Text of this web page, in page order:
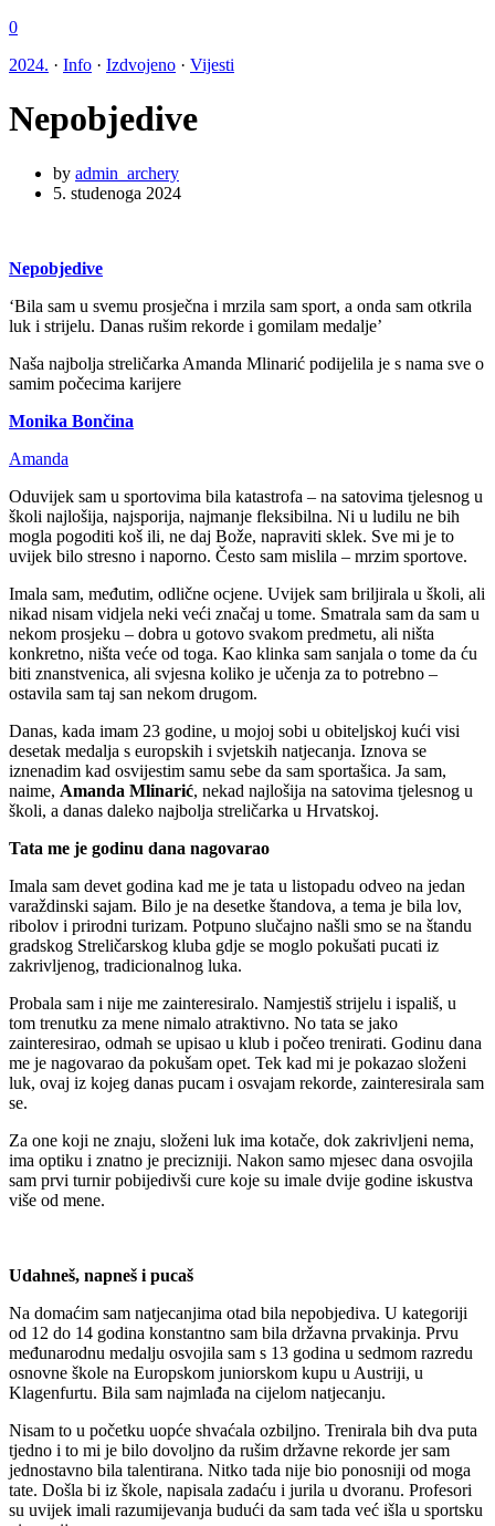
0
2024. · Info · Izdvojeno · Vijesti
Nepobjedive
by admin_archery
5. studenoga 2024
Nepobjedive
‘Bila sam u svemu prosječna i mrzila sam sport, a onda sam otkrila
luk i strijelu. Danas rušim rekorde i gomilam medalje’
Naša najbolja streličarka Amanda Mlinarić podijelila je s nama sve o
samim počecima karijere
Monika Bončina
Amanda
Oduvijek sam u sportovima bila katastrofa – na satovima tjelesnog u
školi najlošija, najsporija, najmanje fleksibilna. Ni u ludilu ne bih
mogla pogoditi koš ili, ne daj Bože, napraviti sklek. Sve mi je to
uvijek bilo stresno i naporno. Često sam mislila – mrzim sportove.
Imala sam, međutim, odlične ocjene. Uvijek sam briljirala u školi, ali
nikad nisam vidjela neki veći značaj u tome. Smatrala sam da sam u
nekom prosjeku – dobra u gotovo svakom predmetu, ali ništa
konkretno, ništa veće od toga. Kao klinka sam sanjala o tome da ću
biti znanstvenica, ali svjesna koliko je učenja za to potrebno –
ostavila sam taj san nekom drugom.
Danas, kada imam 23 godine, u mojoj sobi u obiteljskoj kući visi
desetak medalja s europskih i svjetskih natjecanja. Iznova se
iznenadim kad osvijestim samu sebe da sam sportašica. Ja sam,
naime, Amanda Mlinarić, nekad najlošija na satovima tjelesnog u
školi, a danas daleko najbolja streličarka u Hrvatskoj.
Tata me je godinu dana nagovarao
Imala sam devet godina kad me je tata u listopadu odveo na jedan
varaždinski sajam. Bilo je na desetke štandova, a tema je bila lov,
ribolov i prirodni turizam. Potpuno slučajno našli smo se na štandu
gradskog Streličarskog kluba gdje se moglo pokušati pucati iz
zakrivljenog, tradicionalnog luka.
Probala sam i nije me zainteresiralo. Namjestiš strijelu i ispališ, u
tom trenutku za mene nimalo atraktivno. No tata se jako
zainteresirao, odmah se upisao u klub i počeo trenirati. Godinu dana
me je nagovarao da pokušam opet. Tek kad mi je pokazao složeni
luk, ovaj iz kojeg danas pucam i osvajam rekorde, zainteresirala sam
se.
Za one koji ne znaju, složeni luk ima kotače, dok zakrivljeni nema,
ima optiku i znatno je precizniji. Nakon samo mjesec dana osvojila
sam prvi turnir pobijedivši cure koje su imale dvije godine iskustva
više od mene.
Udahneš, napneš i pucaš
Na domaćim sam natjecanjima otad bila nepobjediva. U kategoriji
od 12 do 14 godina konstantno sam bila državna prvakinja. Prvu
međunarodnu medalju osvojila sam s 13 godina u sedmom razredu
osnovne škole na Europskom juniorskom kupu u Austriji, u
Klagenfurtu. Bila sam najmlađa na cijelom natjecanju.
Nisam to u početku uopće shvaćala ozbiljno. Trenirala bih dva puta
tjedno i to mi je bilo dovoljno da rušim državne rekorde jer sam
jednostavno bila talentirana. Nitko tada nije bio ponosniji od moga
tate. Došla bi iz škole, napisala zadaću i jurila u dvoranu. Profesori
su uvijek imali razumijevanja budući da sam tada već išla u sportsku